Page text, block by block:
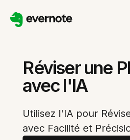
Réviser une
avec l'IA
Utilisez l'IA pour
avec Facilité et